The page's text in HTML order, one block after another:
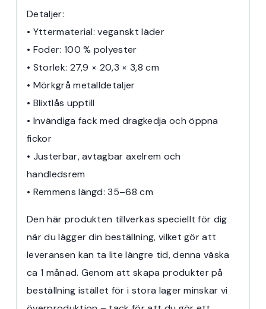
Detaljer:
• Yttermaterial: veganskt läder
• Foder: 100 % polyester
• Storlek: 27,9 × 20,3 × 3,8 cm
• Mörkgrå metalldetaljer
• Blixtlås upptill
• Invändiga fack med dragkedja och öppna
fickor
• Justerbar, avtagbar axelrem och
handledsrem
• Remmens längd: 35–68 cm
Den här produkten tillverkas speciellt för dig
när du lägger din beställning, vilket gör att
leveransen kan ta lite längre tid, denna väska
ca 1 månad. Genom att skapa produkter på
beställning istället för i stora lager minskar vi